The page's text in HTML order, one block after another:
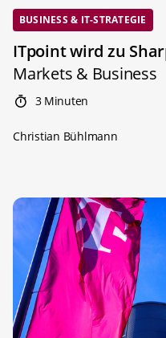
BUSINESS & IT-STRATEGIE
ITpoint wird zu
Markets & Business
3 Minuten
Christian Bühlmann